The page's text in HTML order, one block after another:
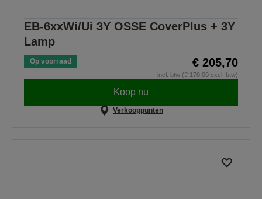
EB-6xxWi/Ui 3Y OSSE CoverPlus + 3Y
Lamp
Op voorraad € 205,70
incl. btw (€ 170,00 excl. btw)
Koop nu
Verkooppunten